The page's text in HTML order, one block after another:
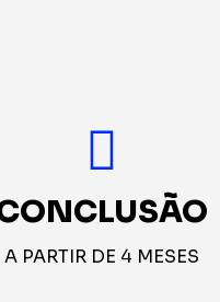
A PARTIR DE 4 MESES